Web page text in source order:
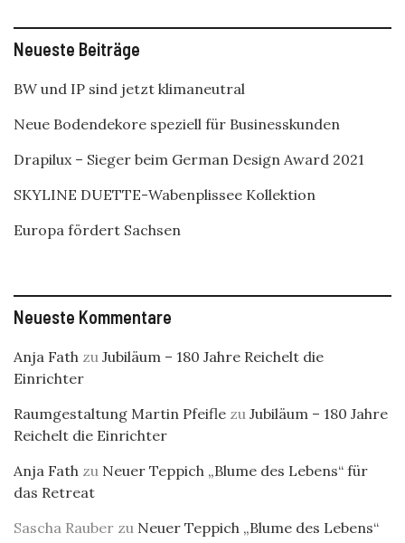
Neueste Beiträge
BW und IP sind jetzt klimaneutral
Neue Bodendekore speziell für Businesskunden
Drapilux – Sieger beim German Design Award 2021
SKYLINE DUETTE-Wabenplissee Kollektion
Europa fördert Sachsen
Neueste Kommentare
Anja Fath zu Jubiläum – 180 Jahre Reichelt die
Einrichter
Raumgestaltung Martin Pfeifle zu Jubiläum – 180 Jahre
Reichelt die Einrichter
Anja Fath zu Neuer Teppich „Blume des Lebens“ für
das Retreat
Sascha Rauber zu Neuer Teppich „Blume des Lebens“